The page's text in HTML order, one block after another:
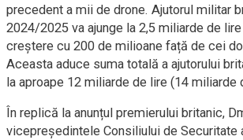
precedent a mii de drone. Ajutorul militar
2024/2025 va ajunge la 2,5 miliarde de
creștere cu 200 de milioane față de cei
Aceasta aduce suma totală a ajutorului
la aproape 12 miliarde de lire (14 miliarde
În replică la anunțul premierului britanic,
vicepreședintele Consiliului de Securitate